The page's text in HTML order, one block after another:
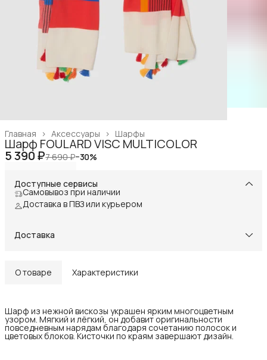
Шарфы
Аксессуары ›
Главная ›
Шарф FOULARD VISC MULTICOLOR
5 390 ₽7 690 ₽−30%
Доступные сервисы
Самовывоз при наличии
Доставка в ПВЗ или курьером
Доставка
О товаре Характеристики
Шарф из нежной вискозы украшен ярким многоцветным
узором. Мягкий и лёгкий, он добавит оригинальности
повседневным нарядам благодаря сочетанию полосок и
цветовых блоков. Кисточки по краям завершают дизайн.